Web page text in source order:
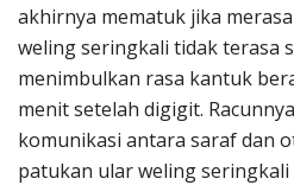
akhirnya mematuk jika
weling seringkali tidak terasa
menimbulkan rasa kantuk
menit setelah digigit.
komunikasi antara saraf dan
patukan ular weling